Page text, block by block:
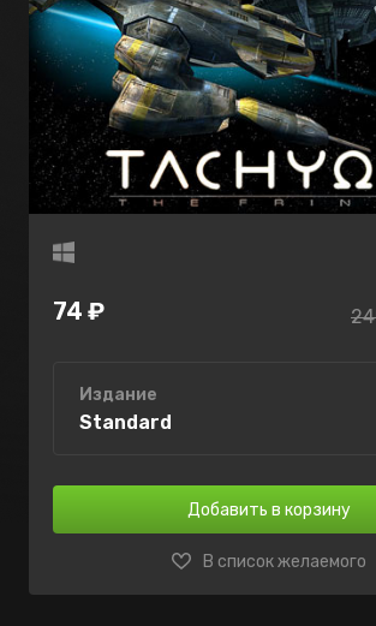
74 ₽
Издание
Standard
Добавить в корзину
В список желаемого